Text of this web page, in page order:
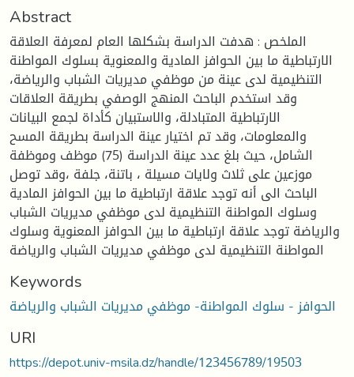
Abstract
الملخص : هدفت الدراسة بشكلها العام لمعرفة العلاقة
الارتباطية ما بين الحوافز المادية والمعنوية بسلوك المواطنة
التنظيمية لدى عينة من موظفي مديريات الشباب والرياضة،
وقد استخدم الباحث المنهج الوصفي بطريقة العلاقات
الارتباطية المتبادلة، والاستبيان كأداة لجمع البيانات
والمعلومات، وقد تم اختيار عينة الدراسة بطريقة المسح
الشامل، حيث بلغ عدد عينة الدراسة (75) موظف وموظفة
موزعين على ثلاث ولايات مسيلة ، باتنة، جلفة ،وقد توصل
الباحث الى أنه توجد علاقة ارتباطية ما بين الحوافز المادية
وسلوك المواطنة التنظيمية لدى موظفي مديريات الشباب
والرياضة توجد علاقة ارتباطية ما بين الحوافز المعنوية وسلوك
المواطنة التنظيمية لدى موظفي مديريات الشباب والرياضة
Keywords
الحوافز - سلوك المواطنة- موظفي مديريات الشباب والرياضة
URI
https://depot.univ-msila.dz/handle/123456789/19503